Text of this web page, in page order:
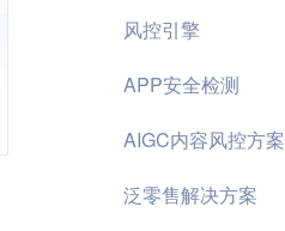
控
风控引擎
APP安全检测
AIGC内容风控方案
泛零售解决方案